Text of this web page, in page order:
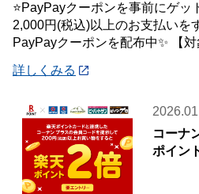
⭐PayPayクーポンを事前にゲット！ 対象期間中
2,000円(税込)以上のお支払いを
PayPayクーポンを配布中✨ 【対象期間】 2月9日(月)～3
詳しくみる
コーナ
ポイン